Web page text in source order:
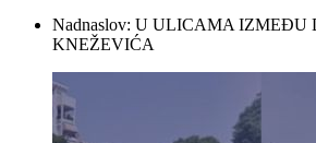
Nadnaslov: U ULICAMA IZMEĐU
KNEŽEVIĆA